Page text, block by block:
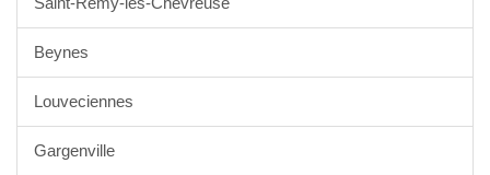
Beynes
Louveciennes
Gargenville